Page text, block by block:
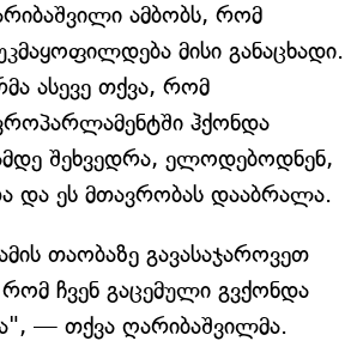
ამბობს, რომ
მისი განაცხადი.
ასევე თქვა, რომ
ჰქონდა
შეხვედრა, ელოდებოდნენ,
და ეს მთავრობას დააბრალა.
თაობაზე გავასაჯაროვეთ
ჩვენ გაცემული გვქონდა
— თქვა ღარიბაშვილმა.